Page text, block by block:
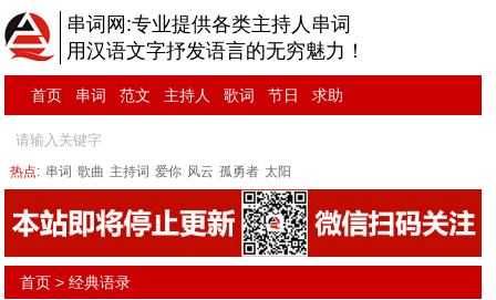
串词网:专业提供各类主持人串词
用汉语文字抒发语言的无穷魅力！
首页 串词 范文 主持人 歌词 节日 求助
热点: 串词 歌曲 主持词 爱你 风云 孤勇者 太阳
首页 >经典语录